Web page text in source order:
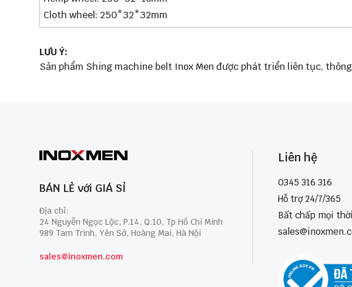
Cloth wheel: 250*32*32mm
LƯU Ý:
Sản phẩm Shing machine belt Inox Men được phát triển liên tục,
BÁN LẺ với GIÁ SỈ
Địa chỉ:
24 Nguyễn Ngọc Lộc, P.14, Q.10, Tp Hồ Chí Minh
989 Tam Trinh, Yên Sở, Hoàng Mai, Hà Nội
sales@inoxmen.com
Liên hệ
0345 316 316
Hỗ trợ 24/7/365
Bất chấp mọi